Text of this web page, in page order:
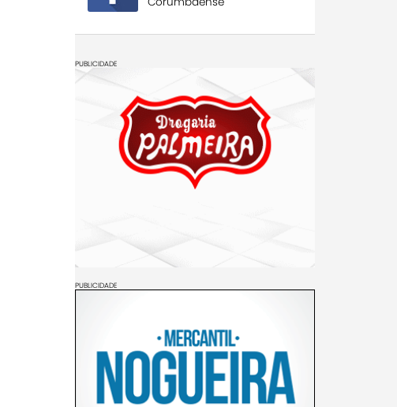
PUBLICIDADE
PUBLICIDADE